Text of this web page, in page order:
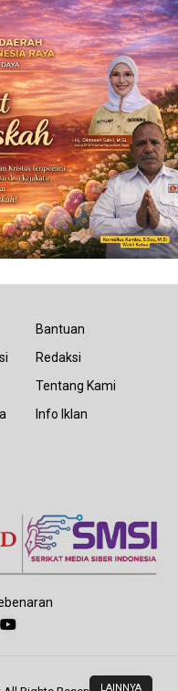
LAINNYA
Bantuan
Redaksi
Tentang Kami
Info Iklan